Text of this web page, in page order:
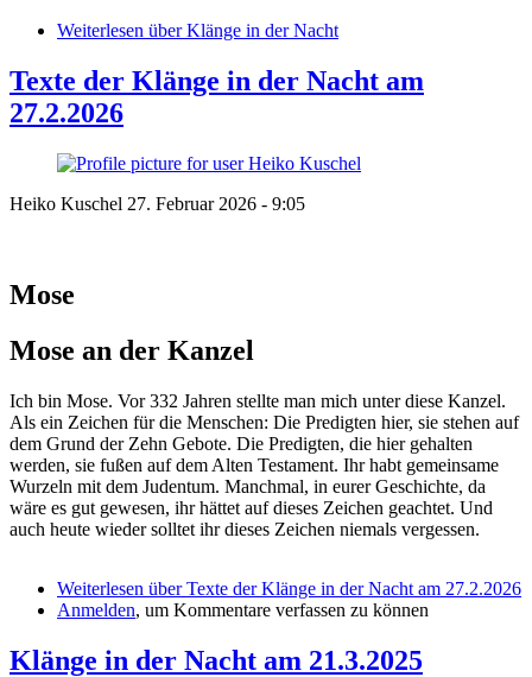
Weiterlesen über Klänge in der Nacht
Texte der Klänge in der Nacht am
27.2.2026
Heiko Kuschel 27. Februar 2026 - 9:05
Mose
Mose an der Kanzel
Ich bin Mose. Vor 332 Jahren stellte man mich unter diese Kanzel.
Als ein Zeichen für die Menschen: Die Predigten hier, sie stehen auf
dem Grund der Zehn Gebote. Die Predigten, die hier gehalten
werden, sie fußen auf dem Alten Testament. Ihr habt gemeinsame
Wurzeln mit dem Judentum. Manchmal, in eurer Geschichte, da
wäre es gut gewesen, ihr hättet auf dieses Zeichen geachtet. Und
auch heute wieder solltet ihr dieses Zeichen niemals vergessen.
Weiterlesen über Texte der Klänge in der Nacht am 27.2.2026
Anmelden, um Kommentare verfassen zu können
Klänge in der Nacht am 21.3.2025